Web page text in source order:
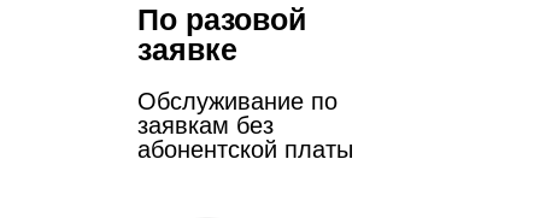
По разовой
заявке
Обслуживание по
заявкам без
абонентской платы